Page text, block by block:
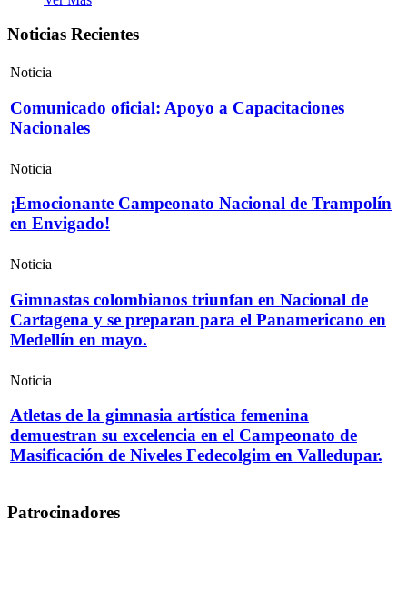
Noticias Recientes
Noticia
Comunicado oficial: Apoyo a Capacitaciones
Nacionales
Noticia
¡Emocionante Campeonato Nacional de Trampolín
en Envigado!
Noticia
Gimnastas colombianos triunfan en Nacional de
Cartagena y se preparan para el Panamericano en
Medellín en mayo.
Noticia
Atletas de la gimnasia artística femenina
demuestran su excelencia en el Campeonato de
Masificación de Niveles Fedecolgim en Valledupar.
Patrocinadores